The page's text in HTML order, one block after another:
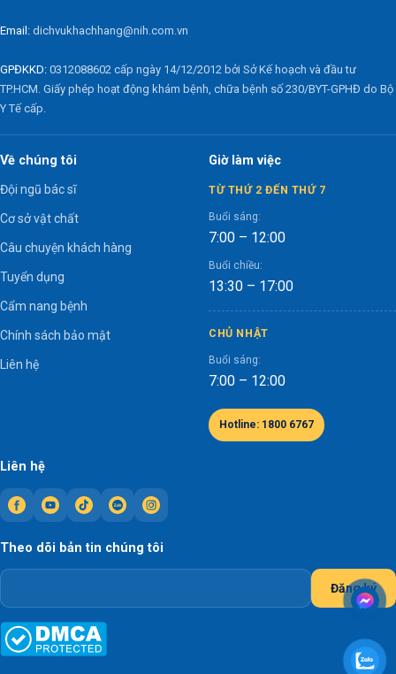
Email: dichvukhachhang@nih.com.vn
GPĐKKD: 0312088602 cấp ngày 14/12/2012 bởi Sở Kế hoạch và đầu tư
TP.HCM. Giấy phép hoạt động khám bệnh, chữa bệnh số 230/BYT-GPHĐ do Bộ
Y Tế cấp.
Liên hệ
Về chúng tôi
Đội ngũ bác sĩ
Cơ sở vật chất
Câu chuyện khách hàng
Tuyển dụng
Cẩm nang bệnh
Chính sách bảo mật
Liên hệ
Giờ làm việc
TỪ THỨ 2 ĐẾN THỨ 7
Buổi sáng:
7:00 – 12:00
Buổi chiều:
13:30 – 17:00
CHỦ NHẬT
Buổi sáng:
7:00 – 12:00
Hotline: 1800 6767
Theo dõi bản tin chúng tôi
Đăng ký